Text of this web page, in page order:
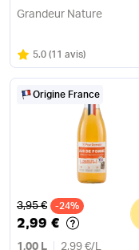
Grandeur Nature
Note
5.0 sur 5
(11 avis)
Origine France
Ancien prix
3,95 € -24%
2,99 €
1,00 L 2,99 €/ L